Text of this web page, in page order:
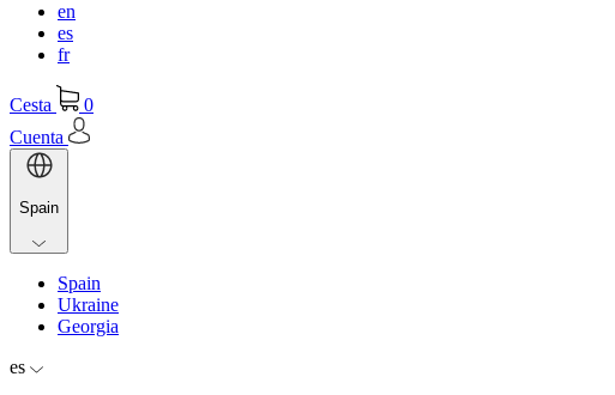
en
es
fr
Cesta
0
Cuenta
Spain
Spain
Ukraine
Georgia
es